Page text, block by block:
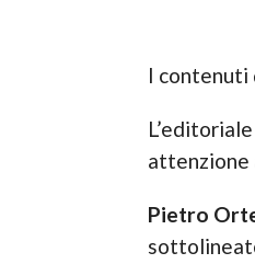
I contenuti
attenzione
Pietro